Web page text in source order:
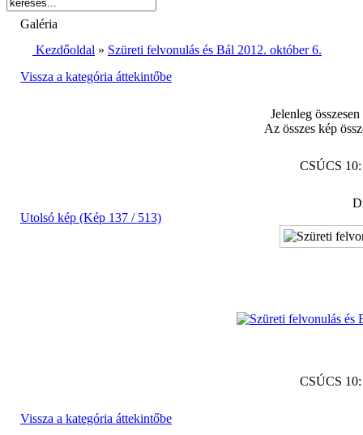
Galéria
Kezdőoldal » Szüreti felvonulás és Bál 2012. október 6.
Vissza a kategória áttekintőbe
Jelenleg
Az összes kép
CSÚCS
Utolsó kép (Kép 137 / 513)
CSÚCS
Vissza a kategória áttekintőbe